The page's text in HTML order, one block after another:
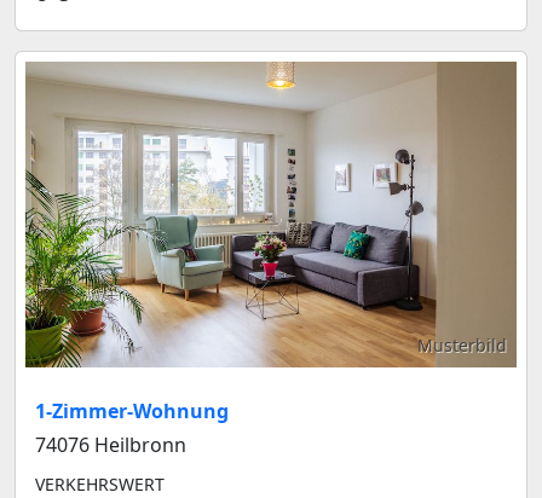
Musterbild
1-Zimmer-Wohnung
74076 Heilbronn
VERKEHRSWERT